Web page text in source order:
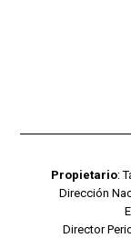
Propietario:
Dirección
Director